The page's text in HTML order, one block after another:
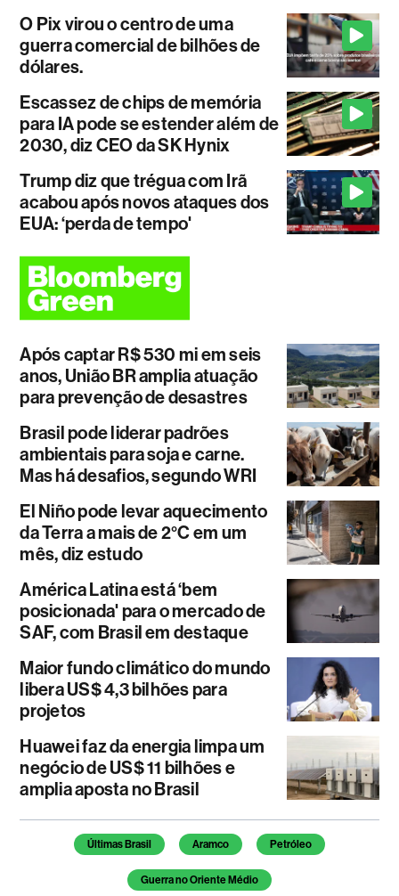
O Pix virou o centro de uma
guerra comercial de bilhões de
dólares.
Escassez de chips de memória
para IA pode se estender além de
2030, diz CEO da SK Hynix
Trump diz que trégua com Irã
acabou após novos ataques dos
EUA: ‘perda de tempo'
Após captar R$ 530 mi em seis
anos, União BR amplia atuação
para prevenção de desastres
Brasil pode liderar padrões
ambientais para soja e carne.
Mas há desafios, segundo WRI
El Niño pode levar aquecimento
da Terra a mais de 2°C em um
mês, diz estudo
América Latina está ‘bem
posicionada' para o mercado de
SAF, com Brasil em destaque
Maior fundo climático do mundo
libera US$ 4,3 bilhões para
projetos
Huawei faz da energia limpa um
negócio de US$ 11 bilhões e
amplia aposta no Brasil
Temas deste artigo
Últimas Brasil Aramco Petróleo
Guerra no Oriente Médio